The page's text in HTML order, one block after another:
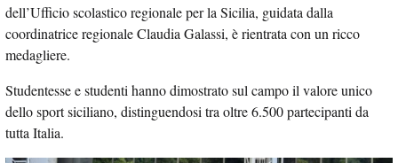
dell’Ufficio scolastico regionale per la Sicilia, guidata dalla
coordinatrice regionale Claudia Galassi, è rientrata con un ricco
medagliere.
Studentesse e studenti hanno dimostrato sul campo il valore unico
dello sport siciliano, distinguendosi tra oltre 6.500 partecipanti da
tutta Italia.